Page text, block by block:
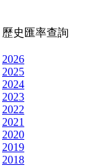
歷史匯率查詢
2026
2025
2024
2023
2022
2021
2020
2019
2018